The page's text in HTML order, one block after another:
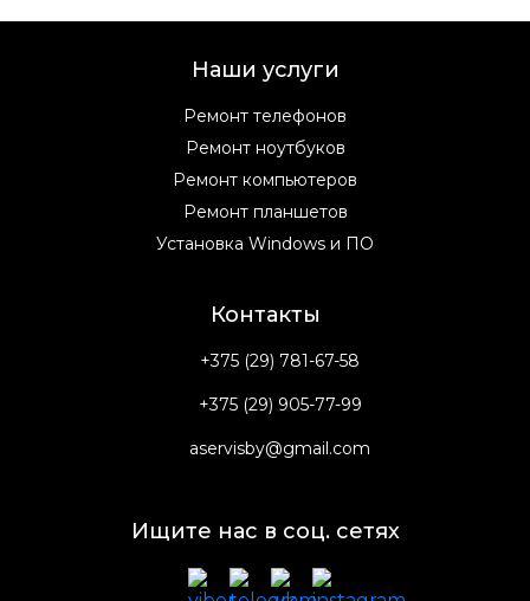
Наши услуги
Ремонт телефонов
Ремонт ноутбуков
Ремонт компьютеров
Ремонт планшетов
Установка Windows и ПО
Контакты
+375 (29) 781-67-58
+375 (29) 905-77-99
aservisby@gmail.com
Ищите нас в соц. сетях